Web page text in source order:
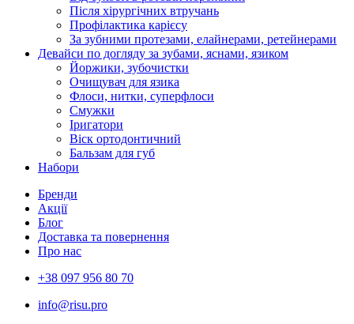
Після хірургічних втручань
Профілактика карієсу
За зубними протезами, елайнерами, ретейнерами
Девайси по догляду за зубами, яснами, язиком
Йоржики, зубочистки
Очищувач для язика
Флоси, нитки, суперфлоси
Смужки
Іригатори
Віск ортодонтичний
Бальзам для губ
Набори
Бренди
Акції
Блог
Доставка та повернення
Про нас
+38 097 956 80 70
info@risu.pro